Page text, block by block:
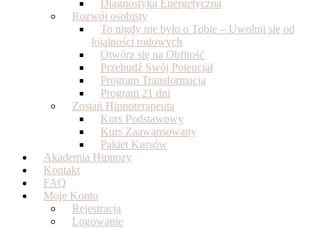
Diagnostyka Energetyczna
Rozwój osobisty
To nigdy nie było o Tobie – Uwolnij się od
lojalności rodowych
Otwórz się na Obfitość
Przebudź Swój Potencjał
Program Transformacja
Program 21 dni
Zostań Hipnoterapeutą
Kurs Podstawowy
Kurs Zaawansowany
Pakiet Kursów
Akademia Hipnozy
Kontakt
FAQ
Moje Konto
Rejestracja
Logowanie